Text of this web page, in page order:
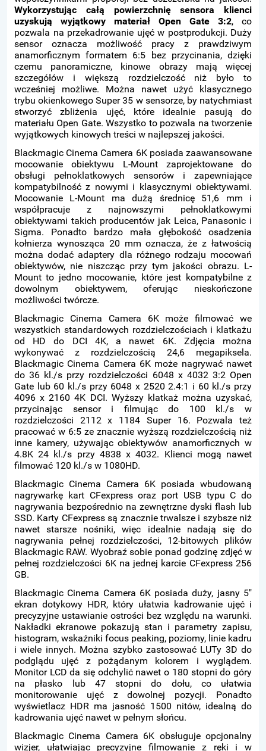
Wykorzystując całą powierzchnię sensora klienci
uzyskują wyjątkowy materiał Open Gate 3:2, co
pozwala na przekadrowanie ujęć w postprodukcji. Duży
sensor oznacza możliwość pracy z prawdziwym
anamorficznym formatem 6:5 bez przycinania, dzięki
czemu panoramiczne, kinowe obrazy mają więcej
szczegółów i większą rozdzielczość niż było to
wcześniej możliwe. Można nawet użyć klasycznego
trybu okienkowego Super 35 w sensorze, by natychmiast
stworzyć zbliżenia ujęć, które idealnie pasują do
materiału Open Gate. Wszystko to pozwala na tworzenie
wyjątkowych kinowych treści w najlepszej jakości.
Blackmagic Cinema Camera 6K posiada zaawansowane
mocowanie obiektywu L-Mount zaprojektowane do
obsługi pełnoklatkowych sensorów i zapewniające
kompatybilność z nowymi i klasycznymi obiektywami.
Mocowanie L-Mount ma dużą średnicę 51,6 mm i
współpracuje z najnowszymi pełnoklatkowymi
obiektywami takich producentów jak Leica, Panasonic i
Sigma. Ponadto bardzo mała głębokość osadzenia
kołnierza wynosząca 20 mm oznacza, że z łatwością
można dodać adaptery dla różnego rodzaju mocowań
obiektywów, nie niszcząc przy tym jakości obrazu. L-
Mount to jedno mocowanie, które jest kompatybilne z
dowolnym obiektywem, oferując nieskończone
możliwości twórcze.
Blackmagic Cinema Camera 6K może filmować we
wszystkich standardowych rozdzielczościach i klatkażu
od HD do DCI 4K, a nawet 6K. Zdjęcia można
wykonywać z rozdzielczością 24,6 megapiksela.
Blackmagic Cinema Camera 6K może nagrywać nawet
do 36 kl./s przy rozdzielczości 6048 x 4032 3:2 Open
Gate lub 60 kl./s przy 6048 x 2520 2.4:1 i 60 kl./s przy
4096 x 2160 4K DCI. Wyższy klatkaż można uzyskać,
przycinając sensor i filmując do 100 kl./s w
rozdzielczości 2112 x 1184 Super 16. Pozwala też
pracować w 6:5 ze znacznie wyższą rozdzielczością niż
inne kamery, używając obiektywów anamorficznych w
4.8K 24 kl./s przy 4838 x 4032. Klienci mogą nawet
filmować 120 kl./s w 1080HD.
Blackmagic Cinema Camera 6K posiada wbudowaną
nagrywarkę kart CFexpress oraz port USB typu C do
nagrywania bezpośrednio na zewnętrzne dyski flash lub
SSD. Karty CFexpress są znacznie trwalsze i szybsze niż
nawet starsze nośniki, więc idealnie nadają się do
nagrywania pełnej rozdzielczości, 12-bitowych plików
Blackmagic RAW. Wyobraź sobie ponad godzinę zdjęć w
pełnej rozdzielczości 6K na jednej karcie CFexpress 256
GB.
Blackmagic Cinema Camera 6K posiada duży, jasny 5"
ekran dotykowy HDR, który ułatwia kadrowanie ujęć i
precyzyjne ustawianie ostrości bez względu na warunki.
Nakładki ekranowe pokazują stan i parametry zapisu,
histogram, wskaźniki focus peaking, poziomy, linie kadru
i wiele innych. Można szybko zastosować LUTy 3D do
podglądu ujęć z pożądanym kolorem i wyglądem.
Monitor LCD da się odchylić nawet o 180 stopni do góry
na płasko lub 47 stopni do dołu, co ułatwia
monitorowanie ujęć z dowolnej pozycji. Ponadto
wyświetlacz HDR ma jasność 1500 nitów, idealną do
kadrowania ujęć nawet w pełnym słońcu.
Blackmagic Cinema Camera 6K obsługuje opcjonalny
wizjer, ułatwiając precyzyjne filmowanie z ręki i w